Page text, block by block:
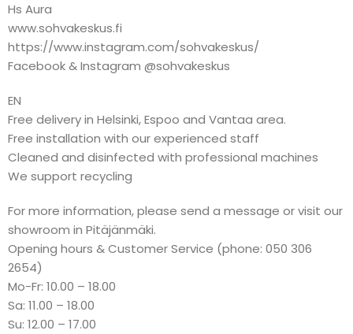
Hs Aura
www.sohvakeskus.fi
https://www.instagram.com/sohvakeskus/
Facebook & Instagram @sohvakeskus
EN
Free delivery in Helsinki, Espoo and Vantaa area.
Free installation with our experienced staff
Cleaned and disinfected with professional machines
We support recycling
For more information, please send a message or visit our
showroom in Pitäjänmäki.
Opening hours & Customer Service (phone: 050 306
2654)
Mo-Fr: 10.00 – 18.00
Sa: 11.00 – 18.00
Su: 12.00 – 17.00